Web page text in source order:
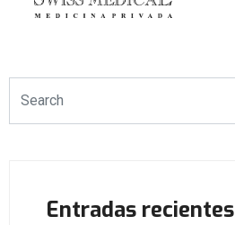
Entradas recientes